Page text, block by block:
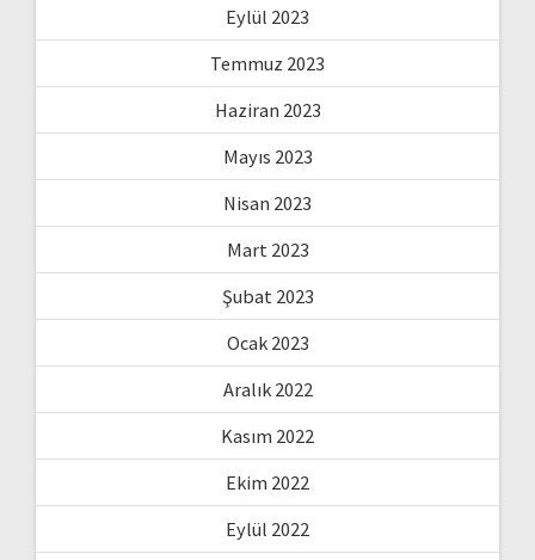
Eylül 2023
Temmuz 2023
Haziran 2023
Mayıs 2023
Nisan 2023
Mart 2023
Şubat 2023
Ocak 2023
Aralık 2022
Kasım 2022
Ekim 2022
Eylül 2022